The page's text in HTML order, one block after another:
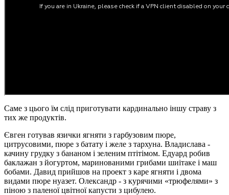
Саме з цього їм слід приготувати кардинально іншу страву з
тих же продуктів.
Євген готував язички ягняти з гарбузовим пюре,
цитрусовими, пюре з батату і желе з тархуна. Владислава -
качину грудку з бананом і зеленим птітімом. Едуард робив
баклажан з йогуртом, маринованими грибами шиітаке і маш
бобами. Давид прийшов на проект з каре ягняти і двома
видами пюре нуазет. Олександр - з курячими «трюфелями» з
піною з паленої цвітної капусти з цибулею.